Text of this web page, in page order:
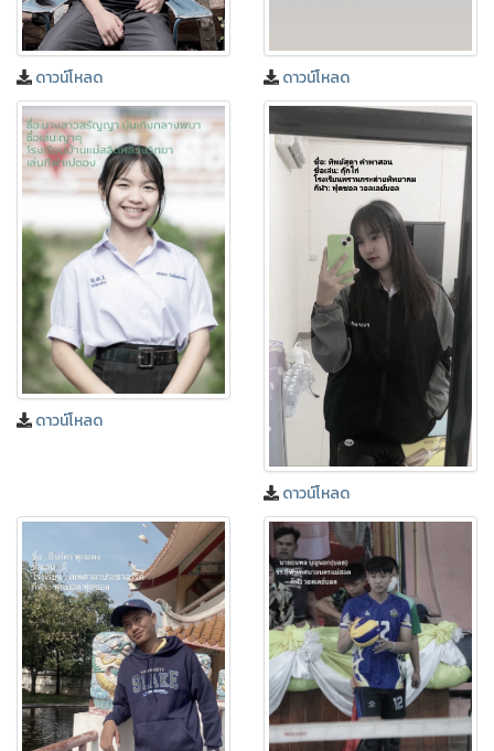
ดาวน์โหลด ดาวน์โหลด
ดาวน์โหลด
ดาวน์โหลด
❅